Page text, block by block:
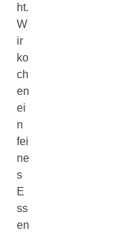
ht.
W
ir
ko
ch
en
ei
n
fei
ne
s
E
ss
en